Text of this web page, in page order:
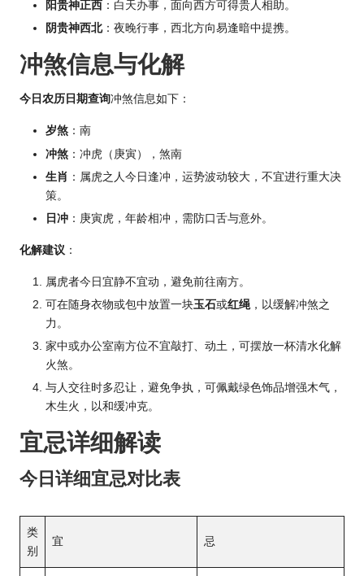
阳贵神正西 ：白天办事，面向西方可得贵人相助。
阴贵神西北：夜晚行事，西北方向易逢暗中提携。
冲煞信息与化解
今日农历日期查询冲煞信息如下：
岁煞 ：南
冲煞 ：冲虎（庚寅），煞南
生肖 ：属虎之人今日逢冲，运势波动较大，不宜进行重大决
策。
日冲 ：庚寅虎，年龄相冲，需防口舌与意外。
化解建议 ：
属虎者今日宜静不宜动，避免前往南方。
可在随身衣物或包中放置一块玉石或红绳 ，以缓解冲煞之
力。
家中或办公室南方位不宜敲打、动土，可摆放一杯清水化解
火煞。
与人交往时多忍让，避免争执，可佩戴绿色饰品增强木气，
木生火，以和缓冲克。
宜忌详细解读
今日详细宜忌对比表
类
别
宜 忌